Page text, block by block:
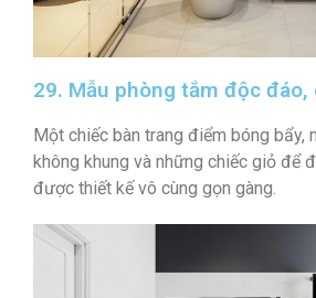
29. Mẫu phòng tắm độc đáo,
Một chiếc bàn trang điểm bóng bẩy,
không khung và những chiếc giỏ để
được thiết kế vô cùng gọn gàng.